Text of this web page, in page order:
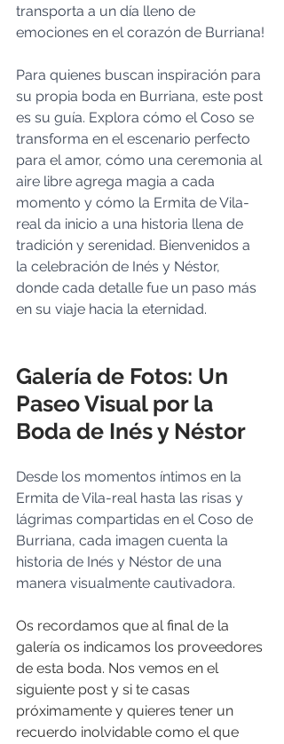
transporta a un día lleno de
emociones en el corazón de Burriana!
Para quienes buscan inspiración para
su propia boda en Burriana, este post
es su guía. Explora cómo el Coso se
transforma en el escenario perfecto
para el amor, cómo una ceremonia al
aire libre agrega magia a cada
momento y cómo la Ermita de Vila-
real da inicio a una historia llena de
tradición y serenidad. Bienvenidos a
la celebración de Inés y Néstor,
donde cada detalle fue un paso más
en su viaje hacia la eternidad.
Galería de Fotos: Un
Paseo Visual por la
Boda de Inés y Néstor
Desde los momentos íntimos en la
Ermita de Vila-real hasta las risas y
lágrimas compartidas en el Coso de
Burriana, cada imagen cuenta la
historia de Inés y Néstor de una
manera visualmente cautivadora.
Os recordamos que al final de la
galería os indicamos los proveedores
de esta boda. Nos vemos en el
siguiente post y si te casas
próximamente y quieres tener un
recuerdo inolvidable como el que